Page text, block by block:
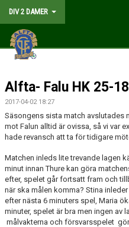
DIV 2 DAMER
HEM
NYHETER
GÅ PÅ MATCH
MATCHER
KALENDER
TRUPPEN
DOKUMENT
Alfta- Falu HK 25-18
2017-04-02 18:27
Säsongens sista match avslutades
mot Falun alltid är ovissa, så vi var
hade revansch att ta för tidigare
Matchen inleds lite trevande lagen
minut innan Thure kan göra
efter, spelet går fortsatt fram och
när ska målen komma? Stina
efter nästa 6 minuters spel, Maria
minuter, spelet är bra men ingen av
målvakterna och försvarsspelet